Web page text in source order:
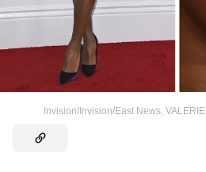
Invision/Invision/East News,